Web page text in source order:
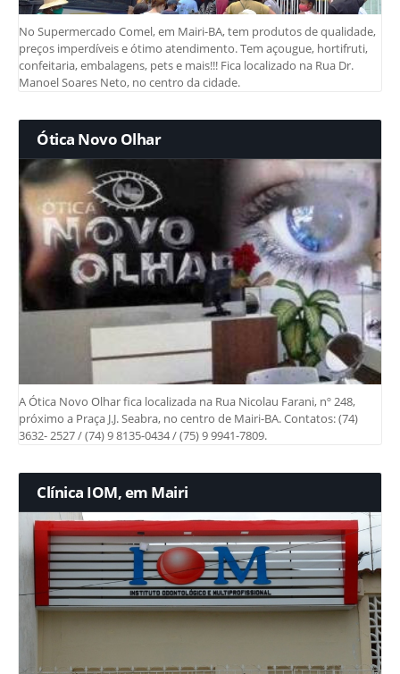
No Supermercado Comel, em Mairi-BA, tem produtos de qualidade,
preços imperdíveis e ótimo atendimento. Tem açougue, hortifruti,
confeitaria, embalagens, pets e mais!!! Fica localizado na Rua Dr.
Manoel Soares Neto, no centro da cidade.
Ótica Novo Olhar
A Ótica Novo Olhar fica localizada na Rua Nicolau Farani, nº 248,
próximo a Praça J.J. Seabra, no centro de Mairi-BA. Contatos: (74)
3632- 2527 / (74) 9 8135-0434 / (75) 9 9941-7809.
Clínica IOM, em Mairi